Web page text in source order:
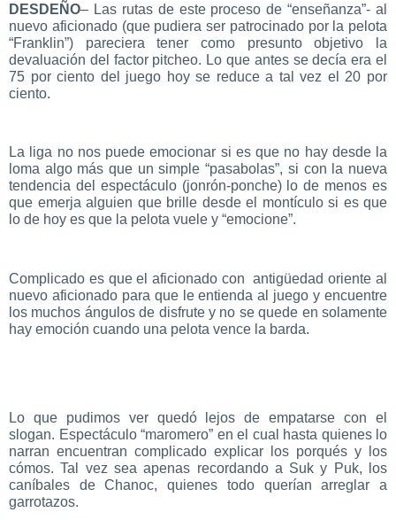
DESDEÑO– Las rutas de este proceso de “enseñanza”- al
nuevo aficionado (que pudiera ser patrocinado por la pelota
“Franklin”) pareciera tener como presunto objetivo la
devaluación del factor pitcheo. Lo que antes se decía era el
75 por ciento del juego hoy se reduce a tal vez el 20 por
ciento.
La liga no nos puede emocionar si es que no hay desde la
loma algo más que un simple “pasabolas”, si con la nueva
tendencia del espectáculo (jonrón-ponche) lo de menos es
que emerja alguien que brille desde el montículo si es que
lo de hoy es que la pelota vuele y “emocione”.
Complicado es que el aficionado con antigüedad oriente al
nuevo aficionado para que le entienda al juego y encuentre
los muchos ángulos de disfrute y no se quede en solamente
hay emoción cuando una pelota vence la barda.
Lo que pudimos ver quedó lejos de empatarse con el
slogan. Espectáculo “maromero” en el cual hasta quienes lo
narran encuentran complicado explicar los porqués y los
cómos. Tal vez sea apenas recordando a Suk y Puk, los
caníbales de Chanoc, quienes todo querían arreglar a
garrotazos.